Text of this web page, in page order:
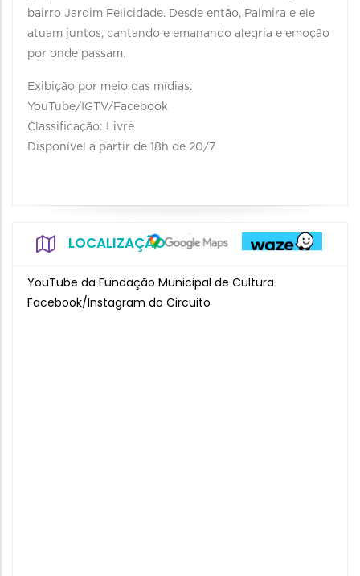
bairro Jardim Felicidade. Desde então, Palmira e ele
atuam juntos, cantando e emanando alegria e emoção
por onde passam.
Exibição por meio das mídias:
YouTube/IGTV/Facebook
Classificação: Livre
Disponível a partir de 18h de 20/7
LOCALIZAÇÃO
YouTube da Fundação Municipal de Cultura
Facebook/Instagram do Circuito